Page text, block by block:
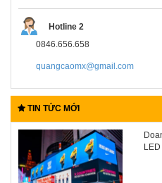
Hotline 2
0846.656.658
quangcaomx@gmail.com
TIN TỨC MỚI